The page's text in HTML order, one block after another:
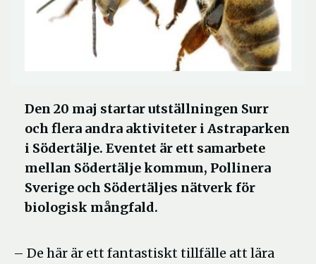
Den 20 maj startar utställningen Surr
och flera andra aktiviteter i Astraparken
i Södertälje. Eventet är ett samarbete
mellan Södertälje kommun, Pollinera
Sverige och Södertäljes nätverk för
biologisk mångfald.
– De här är ett fantastiskt tillfälle att lära